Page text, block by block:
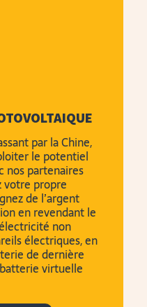
par la Chine,
le potentiel
nos partenaires
votre propre
de l’argent
en revendant le
non
électriques, en
de dernière
virtuelle